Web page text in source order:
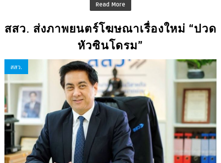
Read More
สสว. ส่งภาพยนตร์โฆษณาเรื่องใหม่ “ปวด
หัวซินโดรม”
สสว.